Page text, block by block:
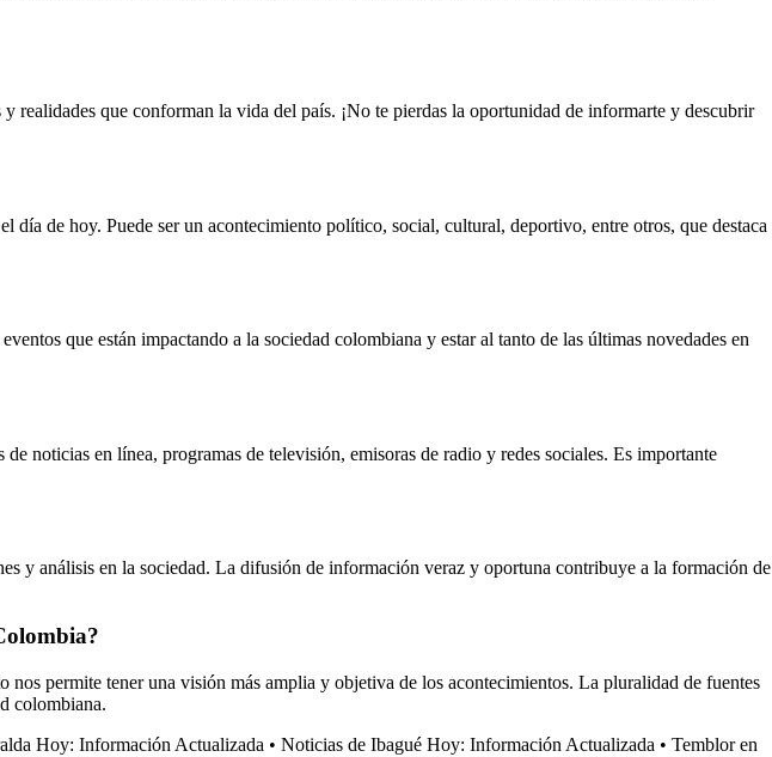
realidades que conforman la vida del país. ¡No te pierdas la oportunidad de informarte y descubrir
de hoy. Puede ser un acontecimiento político, social, cultural, deportivo, entre otros, que destaca
que están impactando a la sociedad colombiana y estar al tanto de las últimas novedades en
noticias en línea, programas de televisión, emisoras de radio y redes sociales. Es importante
y análisis en la sociedad. La difusión de información veraz y oportuna contribuye a la formación de
permite tener una visión más amplia y objetiva de los acontecimientos. La pluralidad de fuentes
colombiana.
Hoy: Información Actualizada • Noticias de Ibagué Hoy: Información Actualizada • Temblor en